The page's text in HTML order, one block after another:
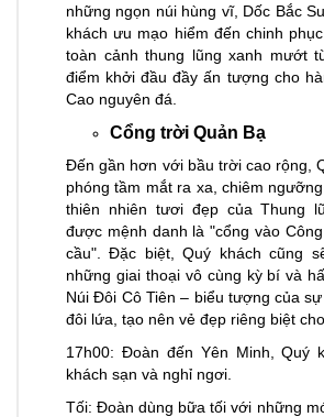
những ngọn núi hùng vĩ, Dốc Bắc
khách ưu mạo hiểm đến chinh
toàn cảnh thung lũng xanh mướt
điểm khởi đầu đầy ấn tượng cho
Cao nguyên đá.
Cổng trời Quản Bạ
Đến gần hơn với bầu trời cao rộng,
phóng tầm mắt ra xa, chiêm
thiên nhiên tươi đẹp của Thung
được mệnh danh là "cổng vào
cầu". Đặc biệt, Quý khách cũng
những giai thoại vô cùng kỳ bí và
Núi Đôi Cô Tiên – biểu tượng của
đôi lứa, tạo nên vẻ đẹp riêng biệt
17h00: Đoàn đến Yên Minh, Quý
khách sạn và nghỉ ngơi.
Tối: Đoàn dùng bữa tối với những